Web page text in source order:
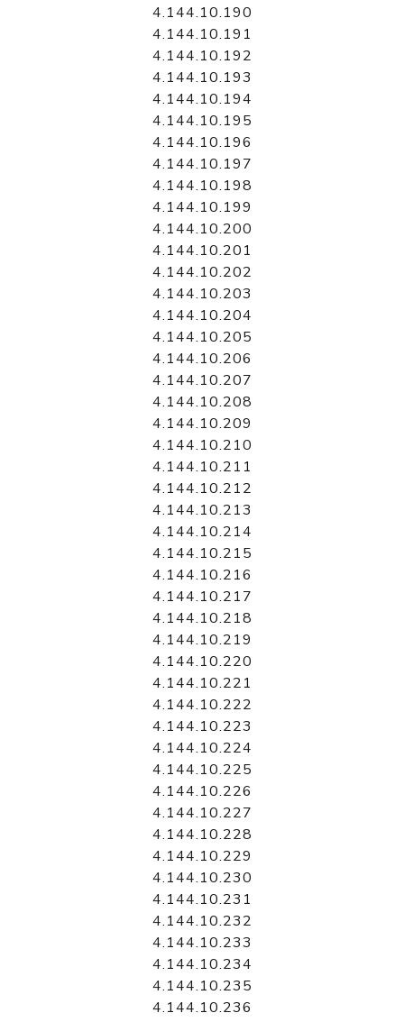
4.144.10.190
4.144.10.191
4.144.10.192
4.144.10.193
4.144.10.194
4.144.10.195
4.144.10.196
4.144.10.197
4.144.10.198
4.144.10.199
4.144.10.200
4.144.10.201
4.144.10.202
4.144.10.203
4.144.10.204
4.144.10.205
4.144.10.206
4.144.10.207
4.144.10.208
4.144.10.209
4.144.10.210
4.144.10.211
4.144.10.212
4.144.10.213
4.144.10.214
4.144.10.215
4.144.10.216
4.144.10.217
4.144.10.218
4.144.10.219
4.144.10.220
4.144.10.221
4.144.10.222
4.144.10.223
4.144.10.224
4.144.10.225
4.144.10.226
4.144.10.227
4.144.10.228
4.144.10.229
4.144.10.230
4.144.10.231
4.144.10.232
4.144.10.233
4.144.10.234
4.144.10.235
4.144.10.236